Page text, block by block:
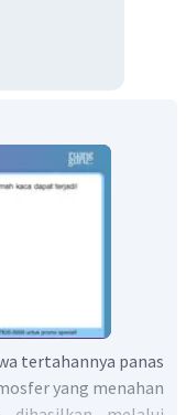
tertahannya panas
yang menahan